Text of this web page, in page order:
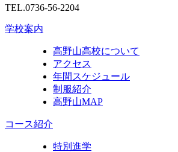
TEL.0736-56-2204
学校案内
高野山高校について
アクセス
年間スケジュール
制服紹介
高野山MAP
コース紹介
特別進学